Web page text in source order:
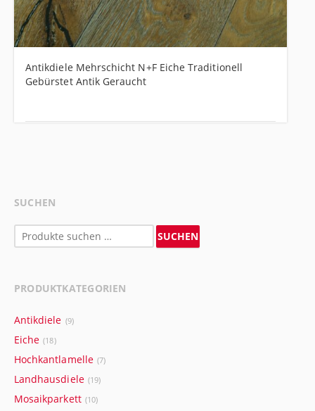
Antikdiele Mehrschicht N+F Eiche Traditionell
Gebürstet Antik Geraucht
SUCHEN
Suchen
nach:
SUCHEN
PRODUKTKATEGORIEN
Antikdiele (9)
Eiche (18)
Hochkantlamelle (7)
Landhausdiele (19)
Mosaikparkett (10)